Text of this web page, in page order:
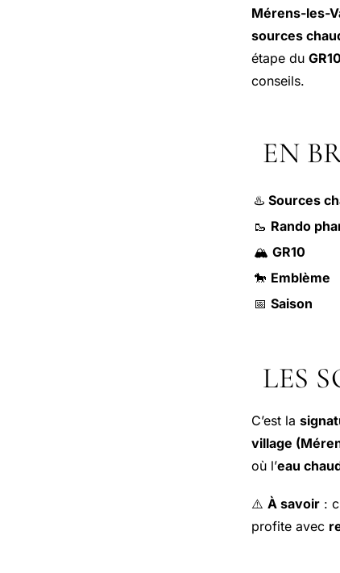
Mérens-les-
sources
étape du GR10
conseils.
EN
♨️ Sources
🥾 Rando
🏔️ GR10
🐎 Emblème
📅 Saison
LES
C’est la
village
où l’eau
⚠️ À savoir :
profite avec